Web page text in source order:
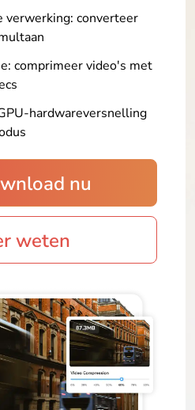
verwerking: converteer
comprimeer video's met
hardwareversnelling
nu
weten